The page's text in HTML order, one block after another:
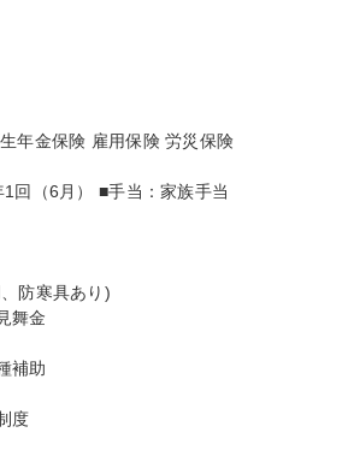
年金保険 雇用保険 労災保険
回（6月） ■手当：家族手当
防寒具あり)
舞金
補助
度